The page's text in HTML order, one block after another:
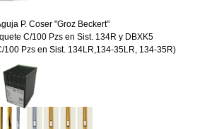
P. Coser "Groz Beckert"
C/100 Pzs en Sist. 134R y DBXK5
100 Pzs en Sist. 134LR,134-35LR, 134-35R)